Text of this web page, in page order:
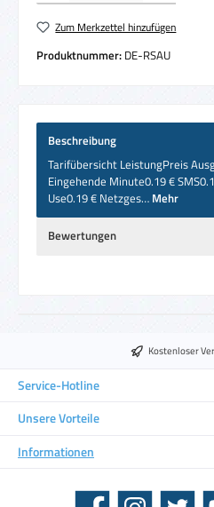
Zum Merkzettel hinzufügen
Produktnummer: DE-RSAU
Beschreibung
Tarifübersicht LeistungPreis
Eingehende Minute0.19 €
Use0.19 € Netzges… Mehr
Bewertungen
Kostenloser
Service-Hotline
Unsere Vorteile
Informationen